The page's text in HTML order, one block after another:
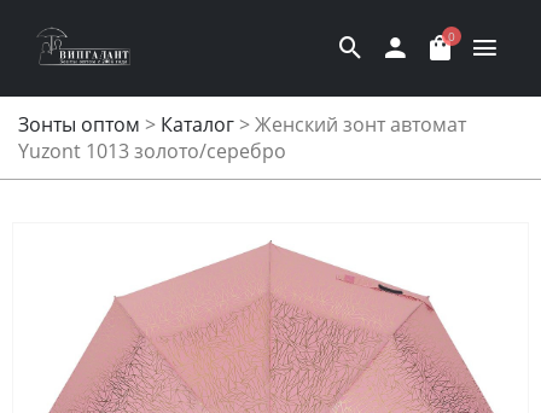
0
Зонты оптом > Каталог>Женский зонт автомат
Yuzont 1013 золото/серебро